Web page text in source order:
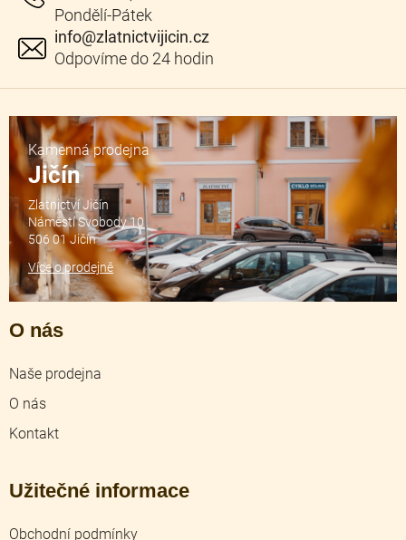
info@zlatnictvijicin.cz
O nás
Naše prodejna
O nás
Kontakt
Užitečné informace
Obchodní podmínky
Kamenná prodejna
Jičín
Zlatnictví Jičín
Náměstí Svobody 10
506 01 Jičín
Více o prodejně